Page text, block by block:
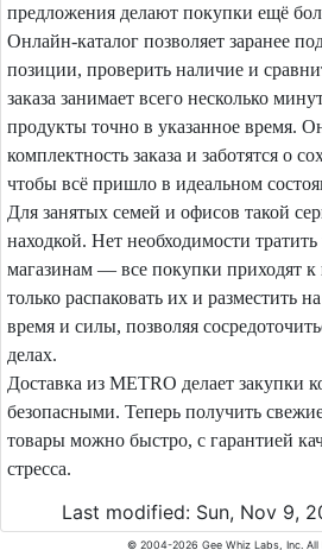
предложения делают покупки ещё
Онлайн-каталог позволяет заранее
позиции, проверить наличие и
заказа занимает всего несколько
продукты точно в указанное время.
комплектность заказа и заботятся о
чтобы всё пришло в идеальном
Для занятых семей и офисов такой
находкой. Нет необходимости
магазинам — все покупки приходят к
только распаковать их и разместить
время и силы, позволяя
делах.
Доставка из METRO делает закупки
безопасными. Теперь получить
товары можно быстро, с гарантией
стресса.
Last modified: Sun, Nov 9,
© 2004-2026 Gee Whiz Labs, Inc. All